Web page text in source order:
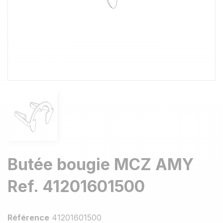
Butée bougie MCZ AMY
Ref. 41201601500
Référence 41201601500